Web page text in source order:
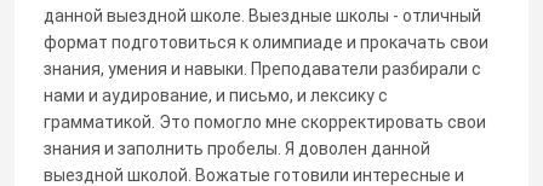
данной выездной школе. Выездные школы - отличный
формат подготовиться к олимпиаде и прокачать свои
знания, умения и навыки. Преподаватели разбирали с
нами и аудирование, и письмо, и лексику с
грамматикой. Это помогло мне скорректировать свои
знания и заполнить пробелы. Я доволен данной
выездной школой. Вожатые готовили интересные и